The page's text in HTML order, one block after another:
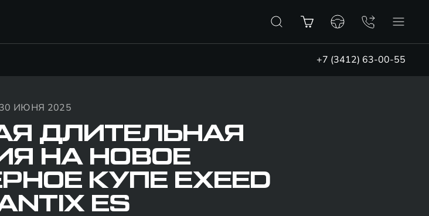
+7 (3412) 63-00-55
30 ИЮНЯ 2025
ДЛИТЕЛЬНАЯ
НА НОВОЕ
КУПЕ EXEED
ES